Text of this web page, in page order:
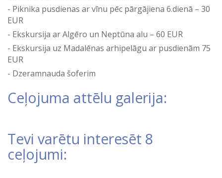
Piknika pusdienas ar vīnu pēc pārgājiena 6.dienā – 30
EUR
Ekskursija ar Algēro un Neptūna alu – 60 EUR
Ekskursija uz Madalēnas arhipelāgu ar pusdienām 75
EUR
Dzeramnauda šoferim
Ceļojuma attēlu galerija:
Tevi varētu interesēt 8
ceļojumi: